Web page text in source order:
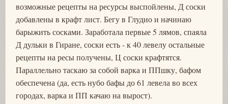
возможные рецепты на ресурсы выспойлены, Д соски
добавлены в крафт лист. Бегу в Глудио и начинаю
барыжить сосками. Заработала первые 5 лямов, спаяла
Д дульки в Гиране, соски есть - к 40 левелу остальные
рецепты на ресы получены, Ц соски крафтятся.
Параллельно таскаю за собой варка и ППшку, бафом
обеспечена (да, есть нубо бафы до 61 левела во всех
городах, варка и ПП качаю на вырост).